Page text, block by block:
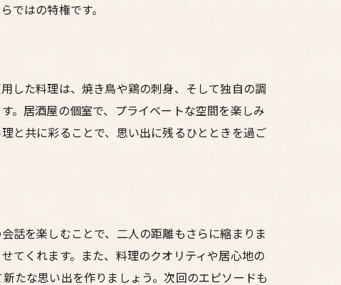
ではの特権です。
した料理は、焼き鳥や鶏の刺身、そして独自の調
。居酒屋の個室で、プライベートな空間を楽しみ
と共に彩ることで、思い出に残るひとときを過ご
話を楽しむことで、二人の距離もさらに縮まりま
てくれます。また、料理のクオリティや居心地の
たな思い出を作りましょう。次回のエピソードも